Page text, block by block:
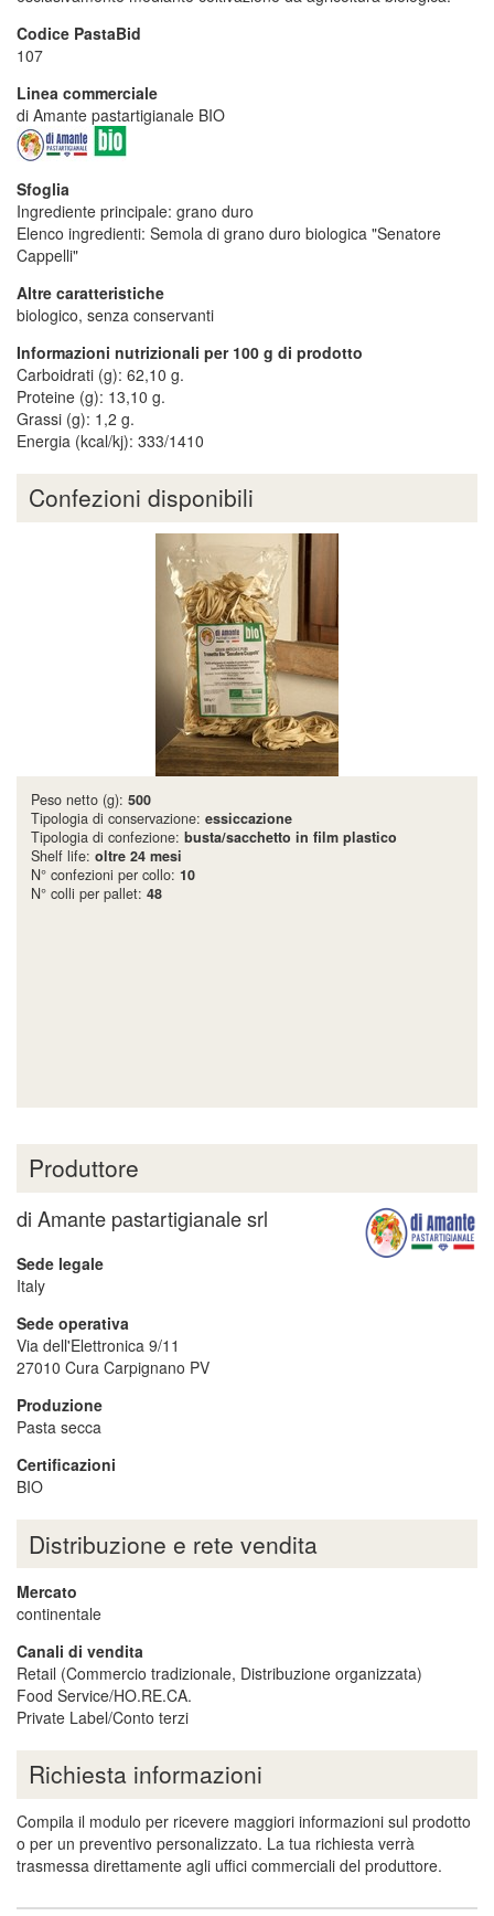
Codice PastaBid
107
Linea commerciale
di Amante pastartigianale BIO
Sfoglia
Ingrediente principale: grano duro
Elenco ingredienti: Semola di grano duro biologica "Senatore
Cappelli"
Altre caratteristiche
biologico, senza conservanti
Informazioni nutrizionali per 100 g di prodotto
Carboidrati (g): 62,10 g.
Proteine (g): 13,10 g.
Grassi (g): 1,2 g.
Energia (kcal/kj): 333/1410
Confezioni disponibili
Peso netto (g): 500
Tipologia di conservazione: essiccazione
Tipologia di confezione: busta/sacchetto in film plastico
Shelf life: oltre 24 mesi
N° confezioni per collo: 10
N° colli per pallet: 48
Produttore
di Amante pastartigianale srl
Sede legale
Italy
Sede operativa
Via dell'Elettronica 9/11
27010 Cura Carpignano PV
Produzione
Pasta secca
Certificazioni
BIO
Distribuzione e rete vendita
Mercato
continentale
Canali di vendita
Retail (Commercio tradizionale, Distribuzione organizzata)
Food Service/HO.RE.CA.
Private Label/Conto terzi
Richiesta informazioni
Compila il modulo per ricevere maggiori informazioni sul prodotto
o per un preventivo personalizzato. La tua richiesta verrà
trasmessa direttamente agli uffici commerciali del produttore.